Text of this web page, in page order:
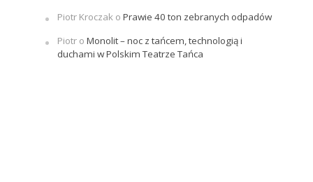
Piotr Kroczako Prawie 40 ton zebranych odpadów
Piotro Monolit – noc z tańcem, technologią i
duchami w Polskim Teatrze Tańca